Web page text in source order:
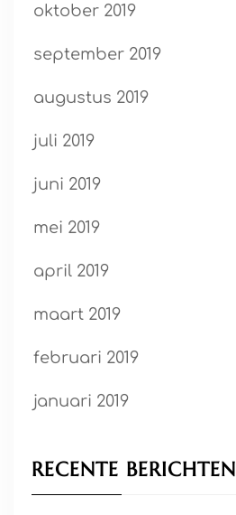
oktober 2019
september 2019
augustus 2019
juli 2019
juni 2019
mei 2019
april 2019
maart 2019
februari 2019
januari 2019
RECENTE BERICHTEN